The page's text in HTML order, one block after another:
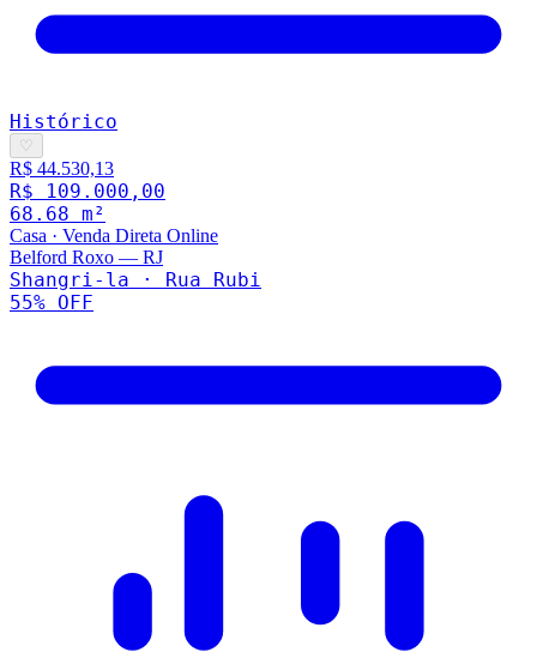
Histórico
♡
R$ 44.530,13
R$ 109.000,00
68.68 m²
Casa · Venda Direta Online
Belford Roxo — RJ
Shangri-la · Rua Rubi
55% OFF